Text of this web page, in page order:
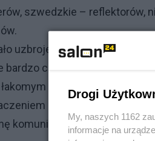
szwedzkie – reflektorów,
uzbrojenie była kręta i
bardzo często Japończycy
transporcie napadali i
dla wojsk rządowych,
komunistów, no bo nie będą
Drogi
My, naszych 1162
informacje na